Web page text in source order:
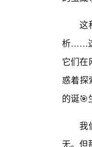
这
析……
它们在
惑着探
的诞🎯
我
无。但